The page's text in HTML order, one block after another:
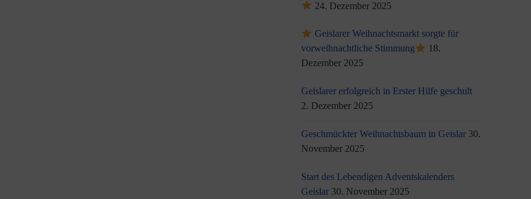
24. Dezember 2025
Geislarer Weihnachtsmarkt sorgte für
vorweihnachtliche Stimmung
18.
Dezember 2025
Geislarer erfolgreich in Erster Hilfe geschult
2. Dezember 2025
Geschmückter Weihnachtsbaum in Geislar 30.
November 2025
Start des Lebendigen Adventskalenders
Geislar 30. November 2025